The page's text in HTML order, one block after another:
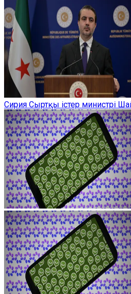
Сирия Сыртқы істер министрі